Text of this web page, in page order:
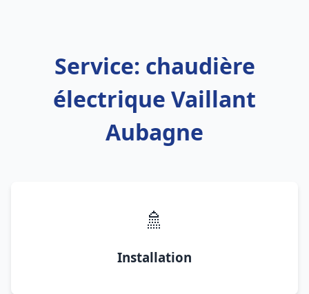
Service: chaudière
électrique Vaillant
Aubagne
🚿
Installation